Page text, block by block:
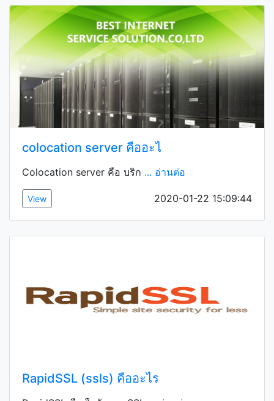
colocation server คืออะไ
Colocation server คือ บริก ... อ่านต่อ
View 2020-01-22 15:09:44
RapidSSL (ssls) คืออะไร